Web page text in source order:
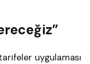
uygulaması